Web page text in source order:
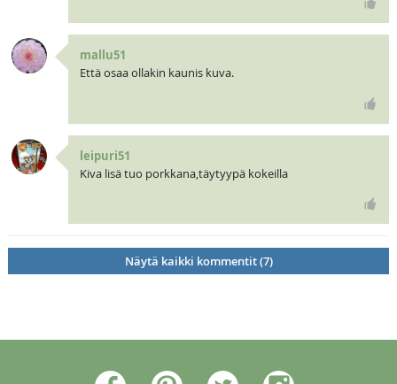
mallu51
Että osaa ollakin kaunis kuva.
leipuri51
Kiva lisä tuo porkkana,täytyypä kokeilla
Näytä kaikki kommentit (7)